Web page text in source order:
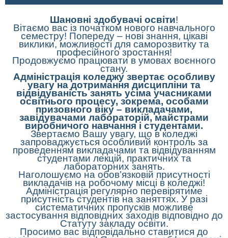
Шановні здобувачі освіти!
Вітаємо вас із початком нового навчального
семестру! Попереду – нові знання, цікаві
виклики, можливості для саморозвитку та
професійного зростання!
Продовжуємо працювати в умовах воєнного
стану.
Адміністрація коледжу звертає особливу
увагу на дотримання дисципліни та
відвідуваність занять усіма учасниками
освітнього процесу, зокрема, особами
призовного віку – викладачами,
завідувачами лабораторій, майстрами
виробничого навчання і студентами.
Звертаємо Вашу увагу, що в коледжі
запроваджується особливий контроль за
проведенням викладачами та відвідуванням
студентами лекцій, практичних та
лабораторних занять.
Наголошуємо на обов’язковій присутності
викладачів на робочому місці в коледжі!
Адміністрація регулярно перевірятиме
присутність студентів на заняттях. У разі
систематичних пропусків можливе
застосування відповідних заходів відповідно до
Статуту закладу освіти.
Просимо вас відповідально ставитися до